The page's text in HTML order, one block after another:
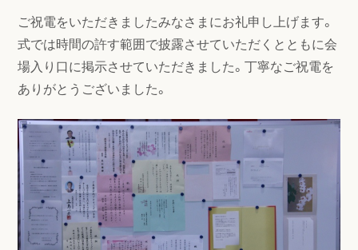
ご祝電をいただきましたみなさまにお礼申し上げます。
式では時間の許す範囲で披露させていただくとともに会
場入り口に掲示させていただきました。丁寧なご祝電を
ありがとうございました。